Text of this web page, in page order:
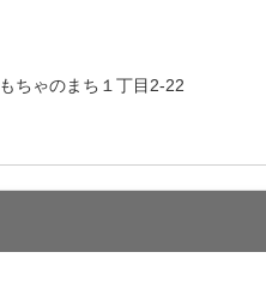
ちゃのまち１丁目2-22